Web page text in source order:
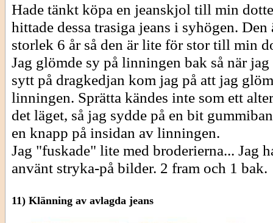
Hade tänkt köpa en jeanskjol till min
hittade dessa trasiga jeans i syhögen. Den
storlek 6 år så den är lite för stor till min
Jag glömde sy på linningen bak så när jag
sytt på dragkedjan kom jag på att jag
linningen. Sprätta kändes inte som ett
det läget, så jag sydde på en bit
en knapp på insidan av linningen.
Jag "fuskade" lite med broderierna... Jag
använt stryka-på bilder. 2 fram och 1 bak.
11) Klänning av avlagda jeans